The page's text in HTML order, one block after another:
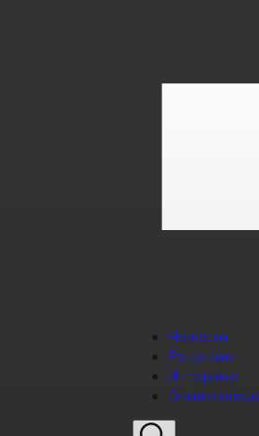
Новости
Рецензии
Интервью